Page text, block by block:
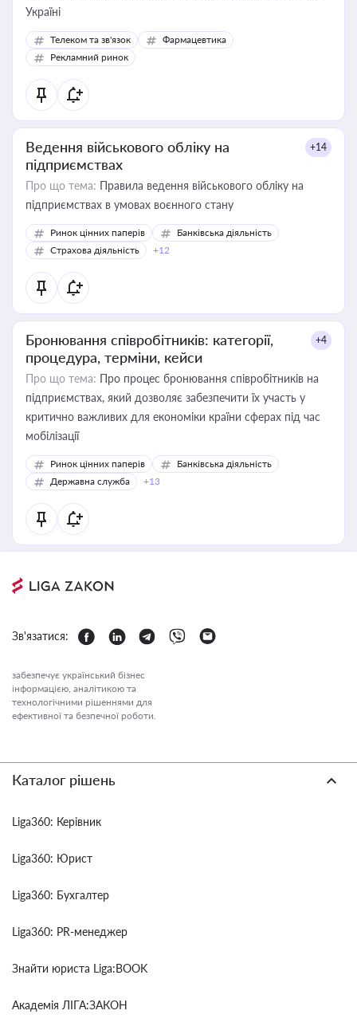
Україні
Телеком та зв'язок
Фармацевтика
Рекламний ринок
Ведення військового обліку на
підприємствах
+14
Про що тема: Правила ведення військового обліку на
підприємствах в умовах воєнного стану
Ринок цінних паперів
Банківська діяльність
Страхова діяльність
+12
Бронювання співробітників: категорії,
процедура, терміни, кейси
+4
Про що тема: Про процес бронювання співробітників на
підприємствах, який дозволяє забезпечити їх участь у
критично важливих для економіки країни сферах під час
мобілізації
Ринок цінних паперів
Банківська діяльність
Державна служба
+13
Зв'язатися:
забезпечує український бізнес
інформацією, аналітикою та
технологічними рішеннями для
ефективної та безпечної роботи.
Каталог рішень
Liga360: Керівник
Liga360: Юрист
Liga360: Бухгалтер
Liga360: PR-менеджер
Знайти юриста Liga:BOOK
Академія ЛІГА:ЗАКОН